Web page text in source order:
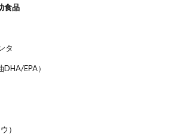
食品
タ
EPA）
）